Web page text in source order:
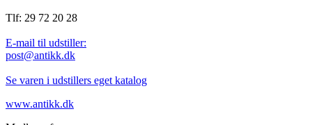
Tlf: 29 72 20 28
E-mail til udstiller:
post@antikk.dk
Se varen i udstillers eget katalog
www.antikk.dk